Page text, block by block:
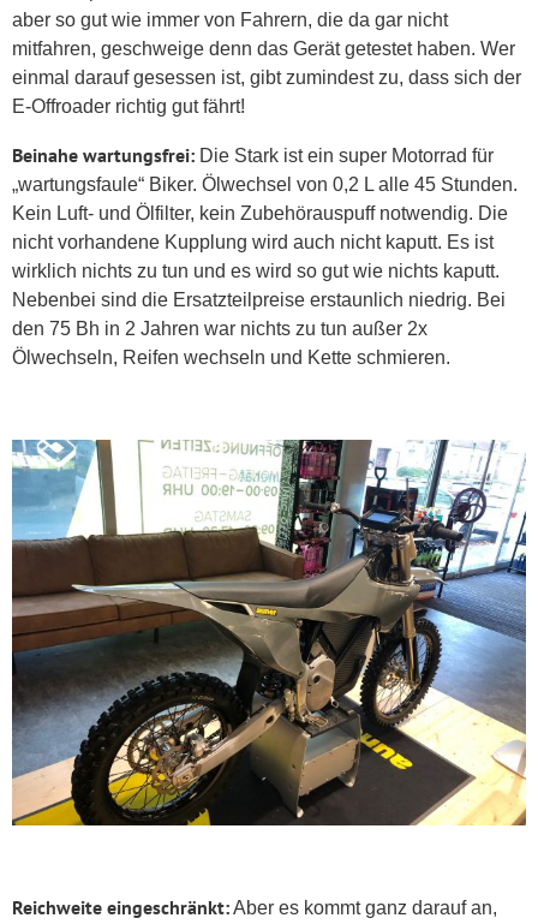
aber so gut wie immer von Fahrern, die da gar nicht
mitfahren, geschweige denn das Gerät getestet haben. Wer
einmal darauf gesessen ist, gibt zumindest zu, dass sich der
E-Offroader richtig gut fährt!
Beinahe wartungsfrei: Die Stark ist ein super Motorrad für
„wartungsfaule“ Biker. Ölwechsel von 0,2 L alle 45 Stunden.
Kein Luft- und Ölfilter, kein Zubehörauspuff notwendig. Die
nicht vorhandene Kupplung wird auch nicht kaputt. Es ist
wirklich nichts zu tun und es wird so gut wie nichts kaputt.
Nebenbei sind die Ersatzteilpreise erstaunlich niedrig. Bei
den 75 Bh in 2 Jahren war nichts zu tun außer 2x
Ölwechseln, Reifen wechseln und Kette schmieren.
Reichweite eingeschränkt:Aber es kommt ganz darauf an,